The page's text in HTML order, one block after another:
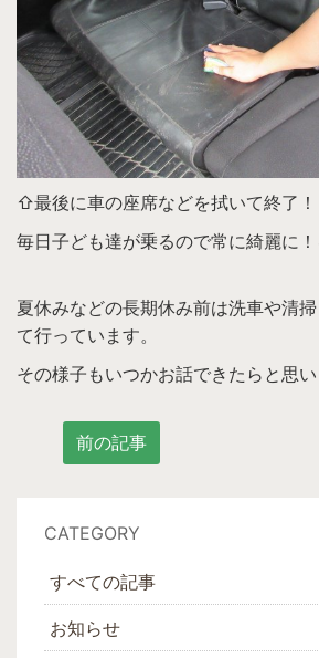
⇧最後に車の座席などを拭いて終了！
毎日子ども達が乗るので常に綺麗に！
夏休みなどの長期休み前は洗車や清
て行っています。
その様子もいつかお話できたらと思
前の記事
CATEGORY
すべての記事
お知らせ